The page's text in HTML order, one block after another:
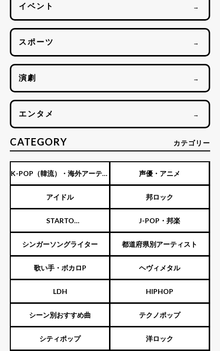
イベント →
スポーツ →
演劇 →
エンタメ →
CATEGORY カテゴリー
K-POP（韓流）・海外アーティ
スト
声優・アニメ
アイドル 邦ロック
STARTO
ENTERTAINMENT（旧ジャニ
ーズ）
J-POP・邦楽
シンガーソングライター 都道府県別アーティスト
歌い手・ボカロP ヘヴィメタル
LDH HIPHOP
シーン別おすすめ曲 テクノポップ
シティポップ 洋ロック